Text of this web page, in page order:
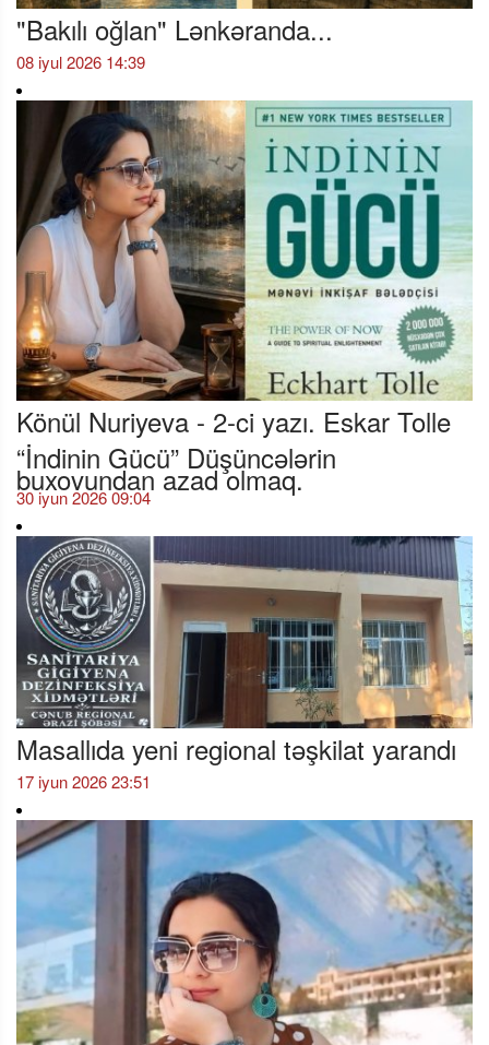
"Bakılı oğlan" Lənkəranda...
08 iyul 2026 14:39
Könül Nuriyeva - 2-ci yazı. Eskar Tolle
“İndinin Gücü” Düşüncələrin
buxovundan azad olmaq.
30 iyun 2026 09:04
Masallıda yeni regional təşkilat yarandı
17 iyun 2026 23:51